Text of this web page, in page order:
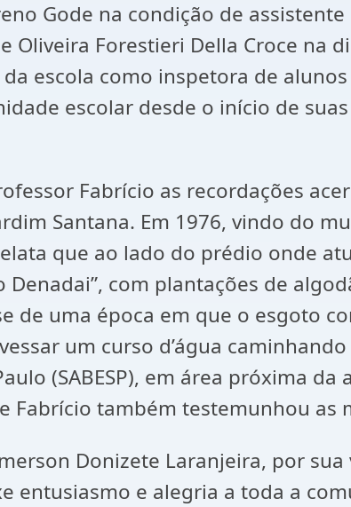
Gode na condição de
Oliveira Forestieri Della Croce na
escola como inspetora de
escolar desde o início de
Fabrício as recordações
Santana. Em 1976, vindo do
que ao lado do prédio onde
Denadai”, com plantações de
de uma época em que o esgoto
um curso d’água
(SABESP), em área próxima
Fabrício também testemunhou
Donizete Laranjeira, por
entusiasmo e alegria a toda a